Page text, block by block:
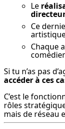
Le
Ce
Chaque
Si tu n’as pas
accéder à ces
C’est le
rôles
mais de réseau